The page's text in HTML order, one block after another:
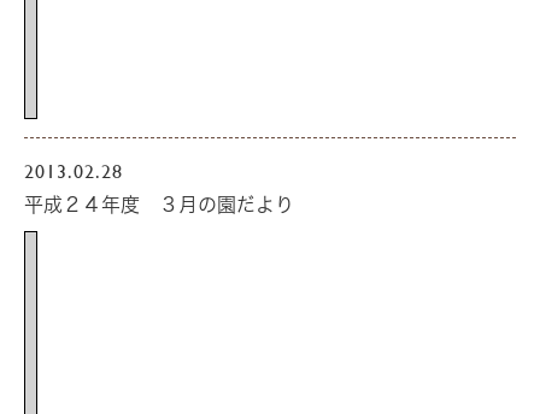
2013.02.28
平成２４年度 ３月の園だより